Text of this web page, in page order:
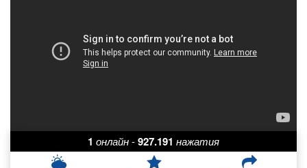
1 онлайн-927.191 нажатия